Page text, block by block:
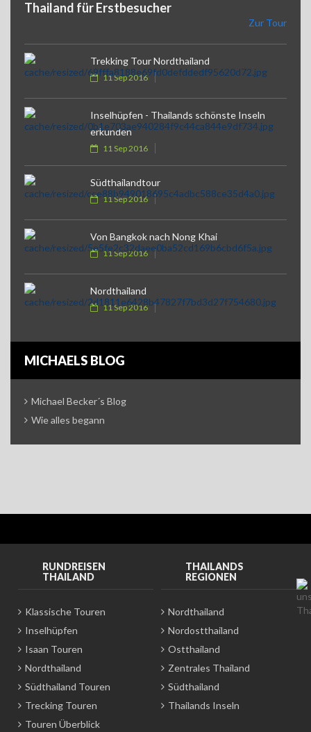
Thailand für Erstbesucher
Zur Tour
Trekking Tour Nordthailand
11 Sep 2016
Inselhüpfen - Thailands schönste Inseln
erkunden
11 Sep 2016
Südthailandtour
11 Sep 2016
Von Bangkok nach Nong Khai
11 Sep 2016
Nordthailand
11 Sep 2016
MICHAELS BLOG
Michael Becker´s Blog
Wie alles begann
RUNDREISEN
THAILAND
Klassische Touren
Inselhüpfen
Isaan Touren
Nordthailand
Südthailand Touren
Trecking Touren
Touren Überblick
THAILANDS
REGIONEN
Nordthailand
Nordostthailand
Ostthailand
Zentrales Thailand
Südthailand
Thailands Inseln